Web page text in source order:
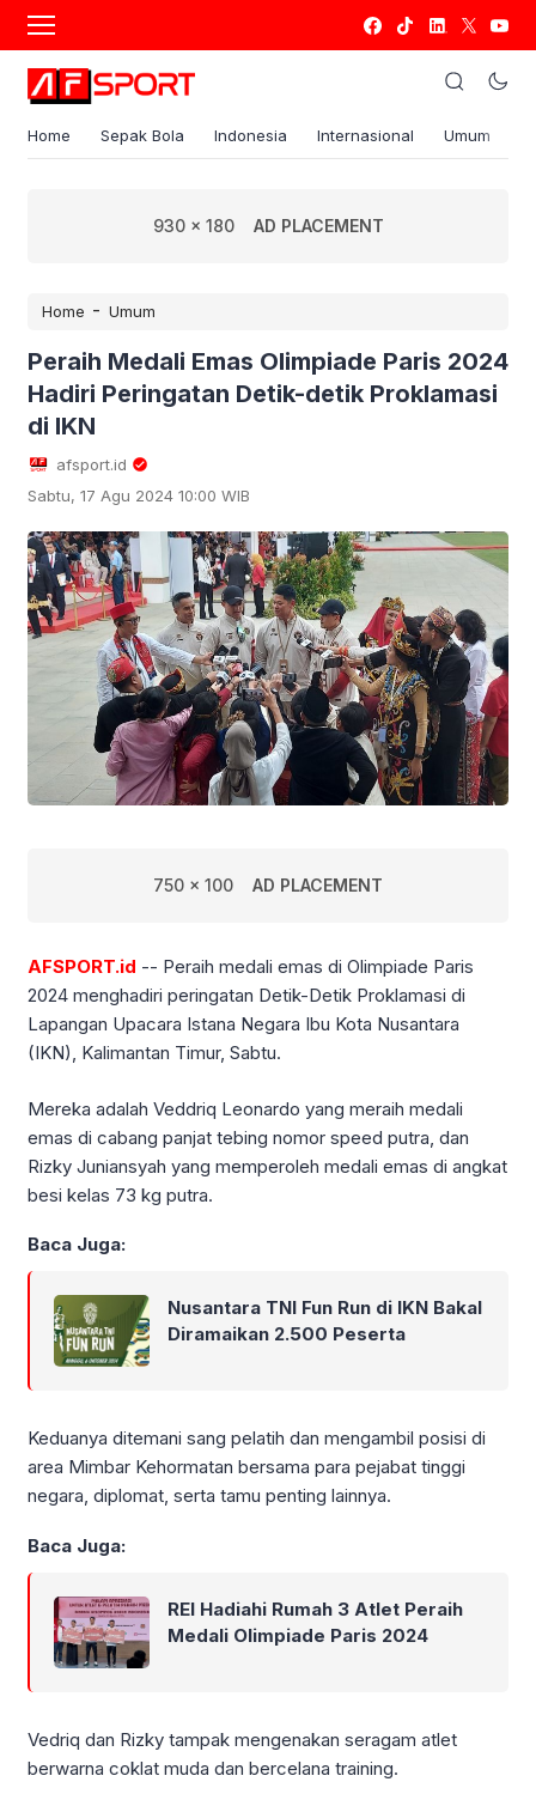
Home Sepak Bola Indonesia Internasional Umum
930 x 180 AD PLACEMENT
Home - Umum
Peraih Medali Emas Olimpiade Paris 2024
Hadiri Peringatan Detik-detik Proklamasi
di IKN
afsport.id
Sabtu, 17 Agu 2024 10:00 WIB
750 x 100 AD PLACEMENT
AFSPORT.id -- Peraih medali emas di Olimpiade Paris
2024 menghadiri peringatan Detik-Detik Proklamasi di
Lapangan Upacara Istana Negara Ibu Kota Nusantara
(IKN), Kalimantan Timur, Sabtu.
Mereka adalah Veddriq Leonardo yang meraih medali
emas di cabang panjat tebing nomor speed putra, dan
Rizky Juniansyah yang memperoleh medali emas di angkat
besi kelas 73 kg putra.
Baca Juga:
Nusantara TNI Fun Run di IKN Bakal
Diramaikan 2.500 Peserta
Keduanya ditemani sang pelatih dan mengambil posisi di
area Mimbar Kehormatan bersama para pejabat tinggi
negara, diplomat, serta tamu penting lainnya.
Baca Juga:
REI Hadiahi Rumah 3 Atlet Peraih
Medali Olimpiade Paris 2024
Vedriq dan Rizky tampak mengenakan seragam atlet
berwarna coklat muda dan bercelana training.